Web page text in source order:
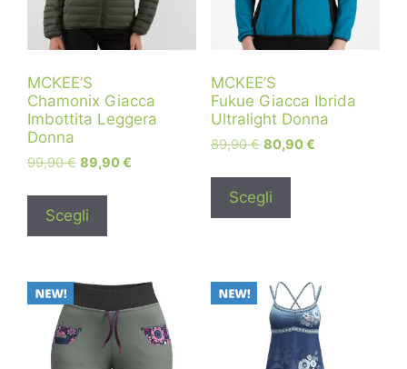
MCKEE’S
Chamonix Giacca
Imbottita Leggera
Donna
99,90€ 89,90€
Scegli
MCKEE’S
Fukue Giacca Ibrida
Ultralight Donna
89,90€ 80,90€
Scegli